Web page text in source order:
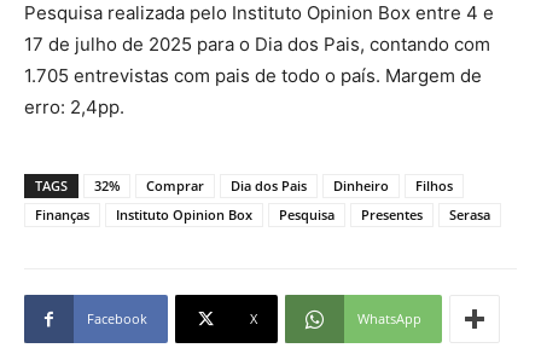
Pesquisa realizada pelo Instituto Opinion Box entre 4 e
17 de julho de 2025 para o Dia dos Pais, contando com
1.705 entrevistas com pais de todo o país. Margem de
erro: 2,4pp.
TAGS 32% Comprar Dia dos Pais Dinheiro
Filhos
Finanças
Instituto Opinion Box Pesquisa Presentes Serasa
Facebook X WhatsApp